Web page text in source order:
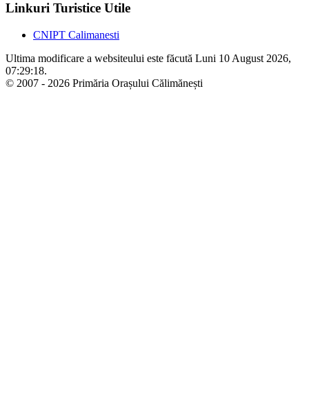
Linkuri Turistice Utile
CNIPT Calimanesti
Ultima modificare a websiteului este făcută Luni 10 August 2026,
07:29:18.
© 2007 - 2026 Primăria Orașului Călimănești